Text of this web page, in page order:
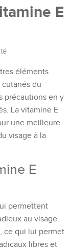
E
éléments
du
précautions en y
La vitamine E
r une meilleure
visage à la
E
permettent
au visage.
ce qui lui permet
libres et